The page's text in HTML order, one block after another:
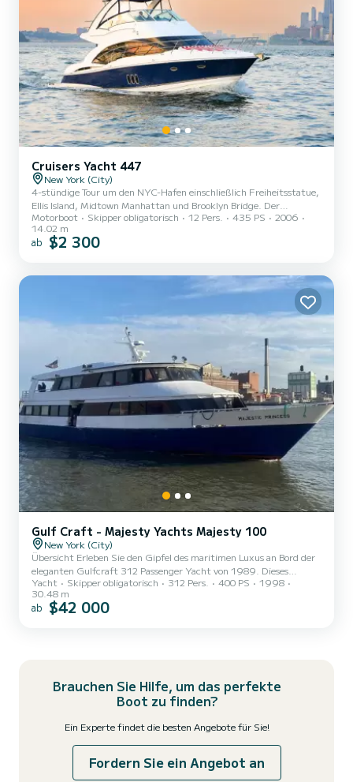
Cruisers Yacht 447
New York (City)
4-stündige Tour um den NYC-Hafen einschließlich Freiheitsstatue,
Ellis Island, Midtown Manhattan und Brooklyn Bridge. Der
Charterpreis für 4 Stunden beträgt $1900 plus $350 für Kapitän
und Crew und zusätzlich $150 für Treibstoff. Die Kosten für
Kapitän und Crew müssen separat direkt beim Kapitän bei Ihrer
Passagieren. Vergessen Sie außerdem nicht, dem Kapitän und der
Motorboot Skipper obligatorisch 12 Pers. 435 PS
2006
14.02 m
ab $2 300
Gulf Craft - Majesty Yachts Majesty 100
New York (City)
Übersicht Erleben Sie den Gipfel des maritimen Luxus an Bord der
eleganten Gulfcraft 312 Passenger Yacht von 1989. Dieses
elegante Schiff liegt im Herzen von New York City und bietet vor
der Kulisse der berühmten Skyline der Stadt eine unvergleichliche
Kulisse für Veranstaltungen, Touren und Feiern. Äußere Merkmale
Yacht Skipper obligatorisch 312 Pers. 400 PS
1998
30.48 m
ab $42 000
Brauchen Sie Hilfe, um das perfekte
Boot zu finden?
Ein Experte findet die besten Angebote für Sie!
Fordern Sie ein Angebot an